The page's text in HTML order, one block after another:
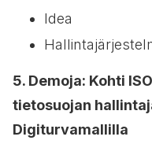
Idea
5. Demoja: Kohti
tietosuojan
Digiturvamallilla